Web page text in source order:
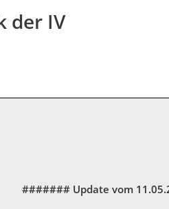
der IV
####### Update vom